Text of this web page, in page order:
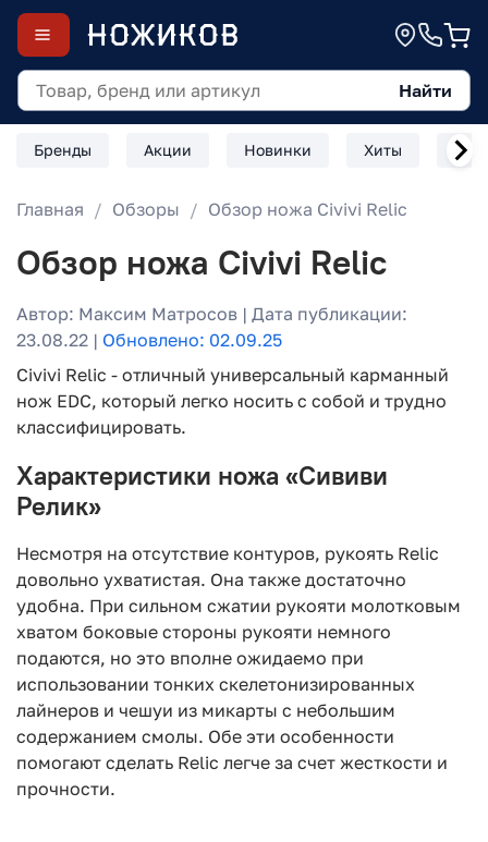
Найти
Бренды Акции Новинки Хиты
Главная Обзоры Обзор ножа Civivi Relic
Обзор ножа Civivi Relic
Автор: Максим Матросов | Дата публикации:
23.08.22 | Обновлено: 02.09.25
Civivi Relic - отличный универсальный карманный
нож EDC, который легко носить с собой и трудно
классифицировать.
Характеристики ножа «Сививи
Релик»
Несмотря на отсутствие контуров, рукоять Relic
довольно ухватистая. Она также достаточно
удобна. При сильном сжатии рукояти молотковым
хватом боковые стороны рукояти немного
подаются, но это вполне ожидаемо при
использовании тонких скелетонизированных
лайнеров и чешуи из микарты с небольшим
содержанием смолы. Обе эти особенности
помогают сделать Relic легче за счет жесткости и
прочности.